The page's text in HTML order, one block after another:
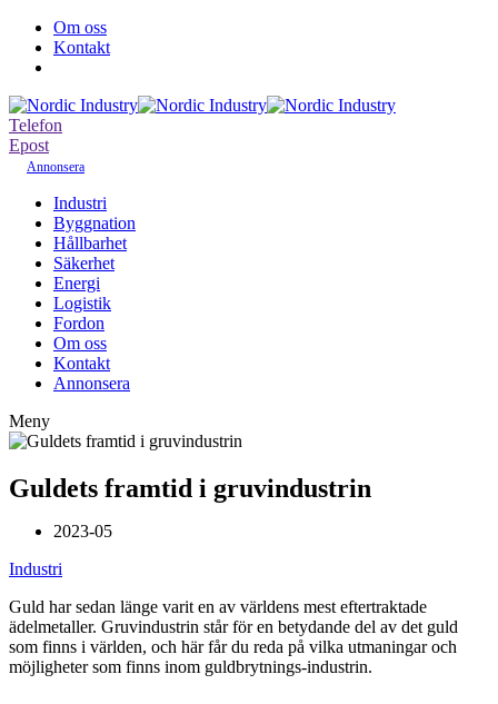
Om oss
Kontakt
Telefon
Epost
Annonsera
Industri
Byggnation
Hållbarhet
Säkerhet
Energi
Logistik
Fordon
Om oss
Kontakt
Annonsera
Meny
Guldets framtid i gruvindustrin
2023-05
Industri
Guld har sedan länge varit en av världens mest eftertraktade
ädelmetaller. Gruvindustrin står för en betydande del av det guld
som finns i världen, och här får du reda på vilka utmaningar och
möjligheter som finns inom guldbrytnings-industrin.